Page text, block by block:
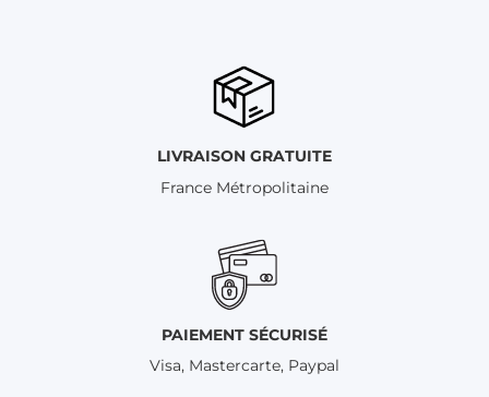
LIVRAISON GRATUITE
France Métropolitaine
PAIEMENT SÉCURISÉ
Visa, Mastercarte, Paypal